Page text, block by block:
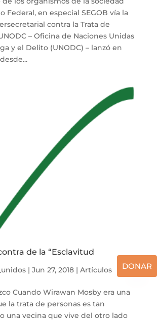
Federal, en especial SEGOB vía la
contra la Trata de
– Oficina de Naciones Unidas
y el Delito (UNODC) – lanzó en
de la “Esclavitud
| Jun 27, 2018| Artículos
Cuando Wirawan Mosby era una
la trata de personas es tan
una vecina que vive del otro lado
DONAR